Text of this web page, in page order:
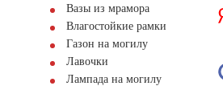
Вазы из мрамора
Влагостойкие рамки
Газон на могилу
Лавочки
Лампада на могилу